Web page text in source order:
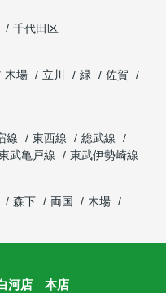
千代田区
木場 立川 緑
佐賀
線 東西線
総武線
武亀戸線
東武伊勢崎線
森下 両国
木場
河店 本店